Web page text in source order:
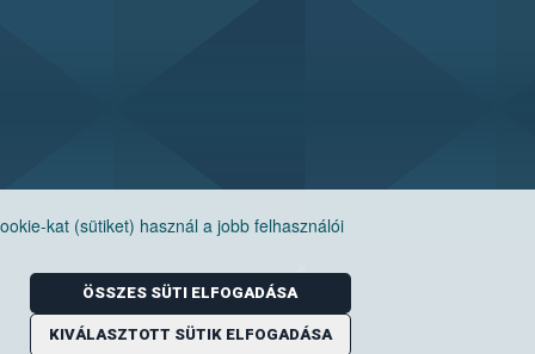
kat (sütiket) használ a jobb felhasználói
ÖSSZES SÜTI ELFOGADÁSA
KIVÁLASZTOTT SÜTIK ELFOGADÁSA